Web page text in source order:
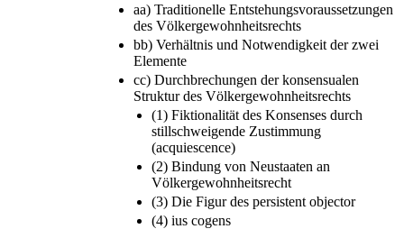
aa) Traditionelle Entstehungsvoraussetzungen
des Völkergewohnheitsrechts
bb) Verhältnis und Notwendigkeit der zwei
Elemente
cc) Durchbrechungen der konsensualen
Struktur des Völkergewohnheitsrechts
(1) Fiktionalität des Konsenses durch
stillschweigende Zustimmung
(acquiescence)
(2) Bindung von Neustaaten an
Völkergewohnheitsrecht
(3) Die Figur des persistent objector
(4) ius cogens